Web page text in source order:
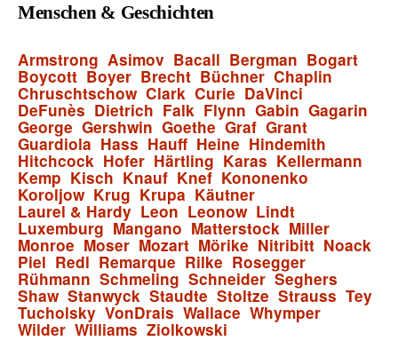
Menschen & Geschichten
Armstrong Asimov Bacall Bergman Bogart
Boycott Boyer Brecht Büchner Chaplin
Chruschtschow Clark Curie DaVinci
DeFunès Dietrich Falk Flynn Gabin Gagarin
George Gershwin Goethe Graf Grant
Guardiola Hass Hauff Heine Hindemith
Hitchcock Hofer Härtling Karas Kellermann
Kemp Kisch Knauf Knef Kononenko
Koroljow Krug Krupa Käutner
Laurel & Hardy Leon Leonow Lindt
Luxemburg Mangano Matterstock Miller
Monroe Moser Mozart Mörike Nitribitt Noack
Piel Redl Remarque Rilke Rosegger
Rühmann Schmeling Schneider Seghers
Shaw Stanwyck Staudte Stoltze Strauss Tey
Tucholsky VonDrais Wallace Whymper
Wilder Williams Ziolkowski